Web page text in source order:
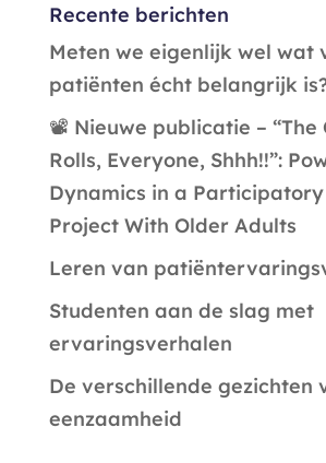
Recente berichten
Meten we eigenlijk wel wat
patiënten écht belangrijk
📽️ Nieuwe publicatie – “The
Rolls, Everyone, Shhh!!”:
Dynamics in a
Project With Older Adults
Leren van
Studenten aan de slag met
ervaringsverhalen
De verschillende gezichten
eenzaamheid